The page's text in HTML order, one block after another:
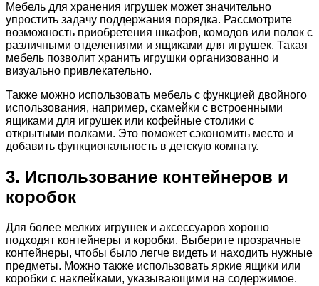
Мебель для хранения игрушек может значительно
упростить задачу поддержания порядка. Рассмотрите
возможность приобретения шкафов, комодов или полок с
различными отделениями и ящиками для игрушек. Такая
мебель позволит хранить игрушки организованно и
визуально привлекательно.
Также можно использовать мебель с функцией двойного
использования, например, скамейки с встроенными
ящиками для игрушек или кофейные столики с
открытыми полками. Это поможет сэкономить место и
добавить функциональность в детскую комнату.
3. Использование контейнеров и
коробок
Для более мелких игрушек и аксессуаров хорошо
подходят контейнеры и коробки. Выберите прозрачные
контейнеры, чтобы было легче видеть и находить нужные
предметы. Можно также использовать яркие ящики или
коробки с наклейками, указывающими на содержимое.